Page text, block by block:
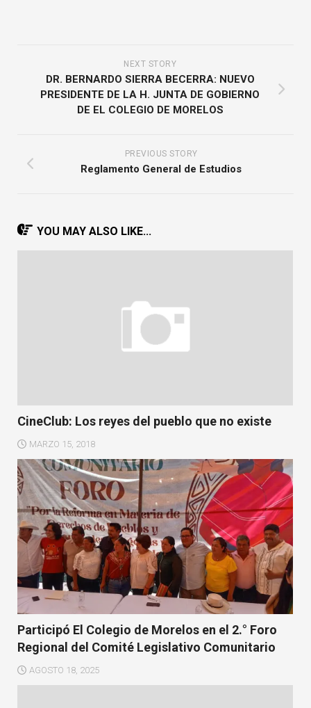
NEXT STORY
DR. BERNARDO SIERRA BECERRA: NUEVO
PRESIDENTE DE LA H. JUNTA DE GOBIERNO
DE EL COLEGIO DE MORELOS
PREVIOUS STORY
Reglamento General de Estudios
YOU MAY ALSO LIKE...
CineClub: Los reyes del pueblo que no existe
MARZO 15, 2018
Participó El Colegio de Morelos en el 2.° Foro
Regional del Comité Legislativo Comunitario
AGOSTO 18, 2025